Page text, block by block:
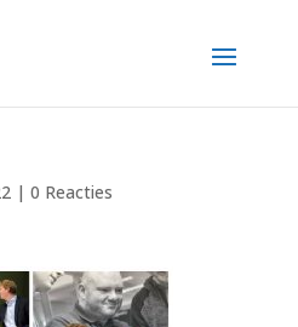
| 0 Reacties